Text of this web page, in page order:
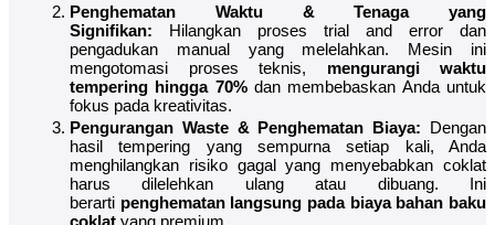
Penghematan Waktu & Tenaga yang
Signifikan: Hilangkan proses trial and error dan
pengadukan manual yang melelahkan. Mesin ini
mengotomasi proses teknis, mengurangi waktu
tempering hingga 70%dan membebaskan Anda untuk
fokus pada kreativitas.
Pengurangan Waste & Penghematan Biaya: Dengan
hasil tempering yang sempurna setiap kali, Anda
menghilangkan risiko gagal yang menyebabkan coklat
harus dilelehkan ulang atau dibuang. Ini
berarti penghematan langsung pada biaya bahan baku
coklat yang premium.